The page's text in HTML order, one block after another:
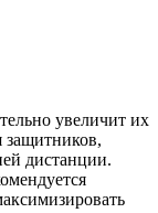
увеличит их
защитников,
дистанции.